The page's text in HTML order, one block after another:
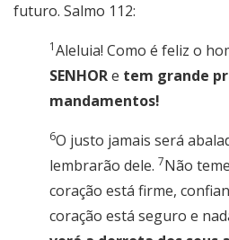
futuro. Salmo 112:
1Aleluia! Como é feliz o
SENHORe tem grande
mandamentos!
6O justo jamais será
lembrarão dele. 7Não
coração está firme,
coração está seguro e